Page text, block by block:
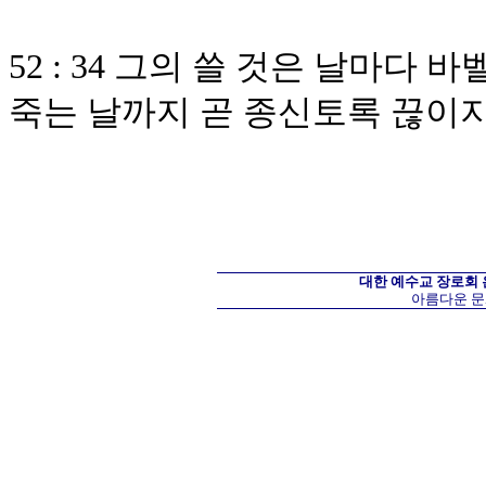
52 : 34 그의 쓸 것은 날마다 바
죽는 날까지 곧 종신토록 끊이
대한 예수교 장로회
아름다운